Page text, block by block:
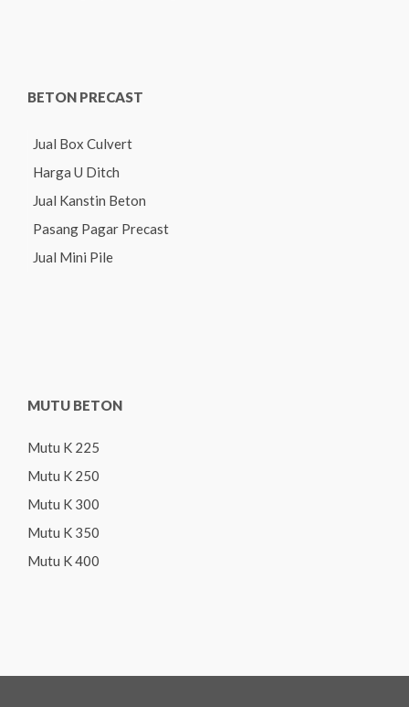
BETON PRECAST
Jual Box Culvert
Harga U Ditch
Jual Kanstin Beton
Pasang Pagar Precast
Jual Mini Pile
MUTU BETON
Mutu K 225
Mutu K 250
Mutu K 300
Mutu K 350
Mutu K 400